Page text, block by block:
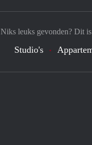
Niks leuks gevonden? Dit
Studio's